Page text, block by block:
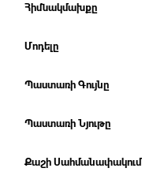
Հիմնակմախքը
Մոդելը
Պաստառի Գույնը
Պաստառի Նյութը
Քաշի Սահմանափակում